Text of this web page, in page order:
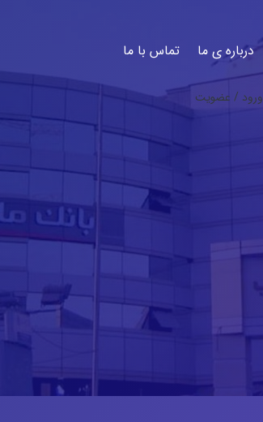
درباره ی ما تماس با ما
ورود / عضویت